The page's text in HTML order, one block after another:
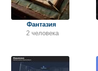
Фантазия
2 человека